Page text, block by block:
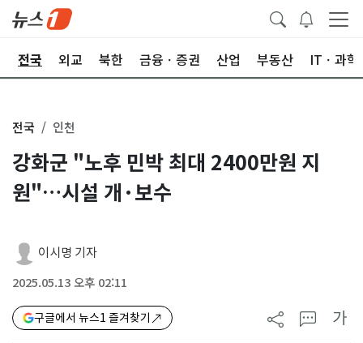
전국 외교 북한 금융ㆍ증권 산업 부동산 ITㆍ과학
전국 인천
강화군 "노후 민박 최대 2400만원 지
원"…시설 개·보수
이시명 기자
2025.05.13 오후 02:11
구글에서 뉴스1 즐겨찾기 가